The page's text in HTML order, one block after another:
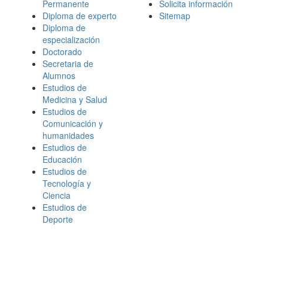
Permanente
Diploma de experto
Diploma de
especialización
Doctorado
Secretaria de
Alumnos
Estudios de
Medicina y Salud
Estudios de
Comunicación y
humanidades
Estudios de
Educación
Estudios de
Tecnología y
Ciencia
Estudios de
Deporte
Solicita información
Sitemap